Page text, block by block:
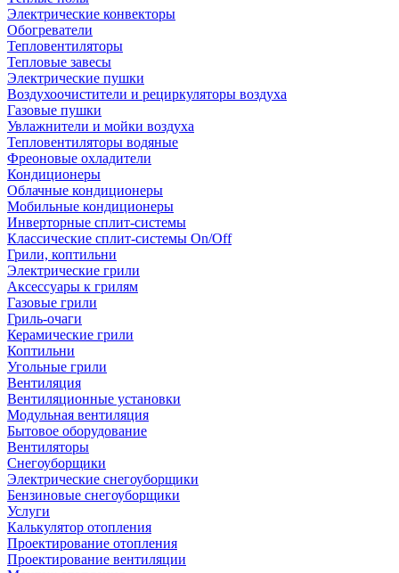
Электрические конвекторы
Обогреватели
Тепловентиляторы
Тепловые завесы
Электрические пушки
Воздухоочистители и рециркуляторы воздуха
Газовые пушки
Увлажнители и мойки воздуха
Тепловентиляторы водяные
Фреоновые охладители
Кондиционеры
Облачные кондиционеры
Мобильные кондиционеры
Инверторные сплит-системы
Классические сплит-системы On/Off
Грили, коптильни
Электрические грили
Аксессуары к грилям
Газовые грили
Гриль-очаги
Керамические грили
Коптильни
Угольные грили
Вентиляция
Вентиляционные установки
Модульная вентиляция
Бытовое оборудование
Вентиляторы
Снегоуборщики
Электрические снегоуборщики
Бензиновые снегоуборщики
Услуги
Калькулятор отопления
Проектирование отопления
Проектирование вентиляции